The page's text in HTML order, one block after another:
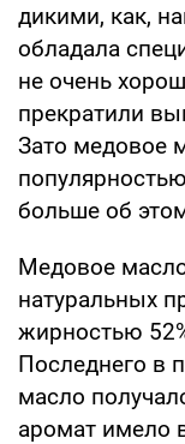
дикими, как,
обладала
не очень
прекратили
Зато медовое
больше об
Медовое
натуральных
жирностью
Последнего в
масло
аромат имело